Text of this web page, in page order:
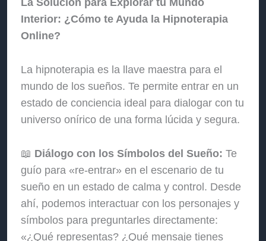
La Solución para Explorar tu Mundo
Interior: ¿Cómo te Ayuda la Hipnoterapia
Online?
La hipnoterapia es la llave maestra para el
mundo de los sueños. Te permite entrar en un
estado de conciencia ideal para dialogar con tu
universo onírico de una forma lúcida y segura.
📖 Diálogo con los Símbolos del Sueño: Te
guío para «re-entrar» en el escenario de tu
sueño en un estado de calma y control. Desde
ahí, podemos interactuar con los personajes y
símbolos para preguntarles directamente:
«¿Qué representas? ¿Qué mensaje tienes